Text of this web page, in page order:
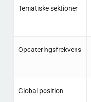
Tematiske sektioner
Opdateringsfrekvens
Global position